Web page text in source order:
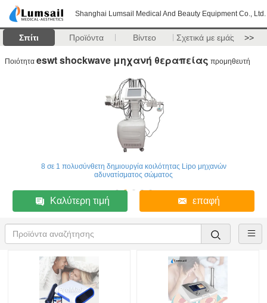
Shanghai Lumsail Medical And Beauty Equipment Co., Ltd.
Σπίτι Προϊόντα Βίντεο Σχετικά με εμάς >>
Ποιότητα eswt shockwave μηχανή θεραπείας προμηθευτή
8 σε 1 πολυσύνθετη δημιουργία κοιλότητας Lipo μηχανών
αδυνατίσματος σώματος
Καλύτερη τιμή επαφή